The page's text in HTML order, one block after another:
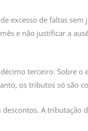
excesso de faltas
e não justificar a
terceiro. Sobre o
os tributos só são
A